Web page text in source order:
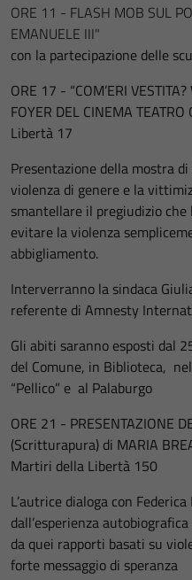
ORE 11 - FLASH MOB SUL
EMANUELE III"
con la partecipazione delle
ORE 17 - “COM’ERI VESTITA?
FOYER DEL CINEMA
Libertà 17
Presentazione della mostra
violenza di genere e la
smantellare il pregiudizio
evitare la violenza
abbigliamento.
Interverranno la sindaca
referente di Amnesty
Gli abiti saranno esposti dal
del Comune, in Biblioteca,
“Pellico” e al Palaburgo
ORE 21 - PRESENTAZIONE
(Scritturapura) di MARIA
Martiri della Libertà 150
L’autrice dialoga con
dall’esperienza
da quei rapporti basati su
forte messaggio di speranza